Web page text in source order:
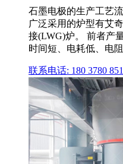
石墨电极的生产工艺
广泛采用的炉型有艾
接(LWG)炉。 前者产
时间短、电耗低、电
联系电话: 180 3780